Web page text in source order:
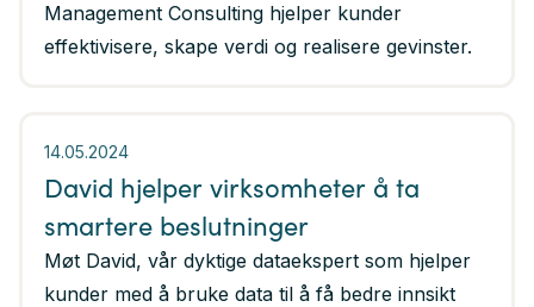
Management Consulting hjelper kunder
effektivisere, skape verdi og realisere gevinster.
14.05.2024
David hjelper virksomheter å ta
smartere beslutninger
Møt David, vår dyktige dataekspert som hjelper
kunder med å bruke data til å få bedre innsikt